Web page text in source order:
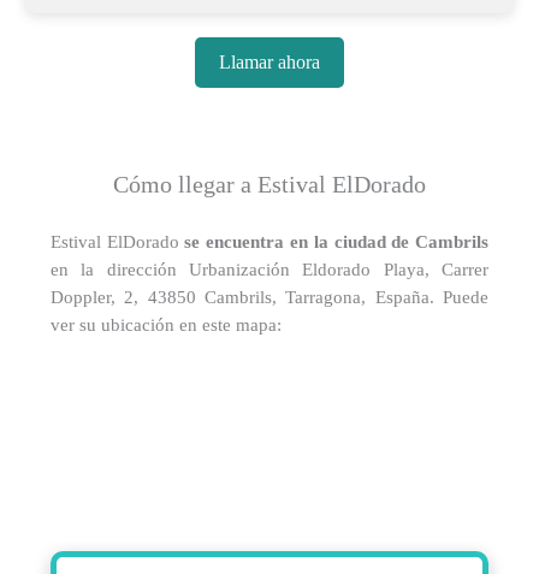
Llamar ahora
Cómo llegar a Estival ElDorado
Estival ElDoradose encuentra en la ciudad de Cambrils
en la dirección Urbanización Eldorado Playa, Carrer
Doppler, 2, 43850 Cambrils, Tarragona, España. Puede
ver su ubicación en este mapa: